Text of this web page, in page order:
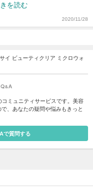
を読む
2020/11/28
イ ビューティクリア ミクロウォ
ミュニティサービスです。美容
、あなたの疑問や悩みもきっと
で質問する